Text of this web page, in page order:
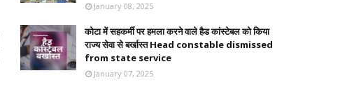
January 08, 2025
कोटा में सहकर्मी पर हमला करने वाले हैड कांस्टेबल को किया
राज्य सेवा से बर्खास्त Head constable dismissed
from state service
January 07, 2025